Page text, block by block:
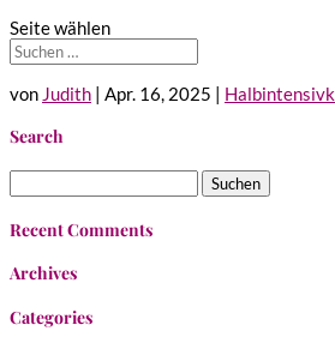
Seite wählen
von Judith | Apr. 16, 2025 |
Search
nach:
Recent Comments
Archives
Categories